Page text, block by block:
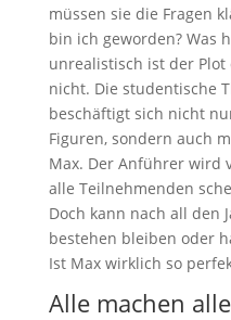
müssen sie die Fragen
bin ich geworden? Was
unrealistisch ist der Plot
nicht. Die studentische
beschäftigt sich nicht
Figuren, sondern auch
Max. Der Anführer wird
alle Teilnehmenden
Doch kann nach all den
bestehen bleiben oder
Ist Max wirklich so
Alle machen